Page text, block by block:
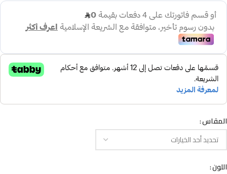
المقاس
اللون